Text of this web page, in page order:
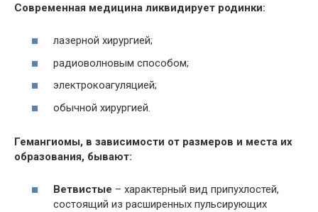
Современная медицина ликвидирует родинки:
лазерной хирургией;
радиоволновым способом;
электрокоагуляцией;
обычной хирургией.
Гемангиомы, в зависимости от размеров и места их
образования, бывают:
Ветвистые – характерный вид припухлостей,
состоящий из расширенных пульсирующих